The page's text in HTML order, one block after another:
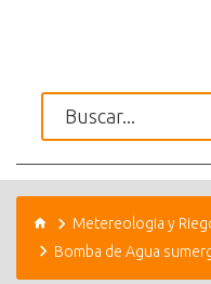
Metereologia y
Bomba de Agua